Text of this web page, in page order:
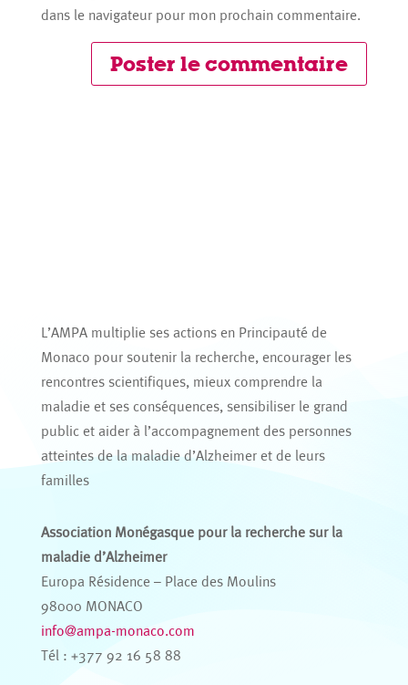
dans le navigateur pour mon prochain commentaire.
L’AMPA multiplie ses actions en Principauté de
Monaco pour soutenir la recherche, encourager les
rencontres scientifiques, mieux comprendre la
maladie et ses conséquences, sensibiliser le grand
public et aider à l’accompagnement des personnes
atteintes de la maladie d’Alzheimer et de leurs
familles
Association Monégasque pour la recherche sur la
maladie d’Alzheimer
Europa Résidence – Place des Moulins
98000 MONACO
info@ampa-monaco.com
Tél : +377 92 16 58 88